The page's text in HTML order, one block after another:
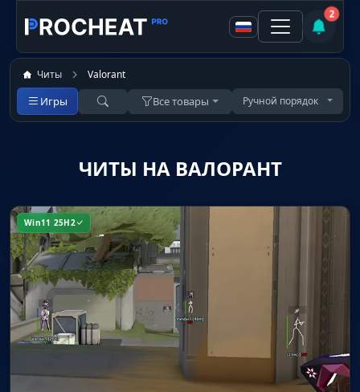
2
Читы Valorant
Игры Все товары Ручной порядок
ЧИТЫ НА ВАЛОРАНТ
Win11 25H2